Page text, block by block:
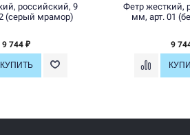
российский, 9
(серый мрамор)
9 744 ₽
Фетр жесткий,
мм, арт. 01
9